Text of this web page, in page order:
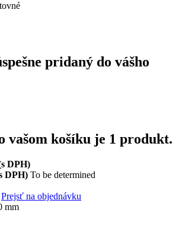
pridaný do vášho
vašom košíku je 1 produkt.
DPH)
DPH) To be determined
Prejsť na objednávku
mm